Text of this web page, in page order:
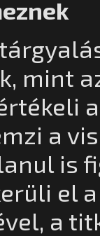
mint
a
is
el
a